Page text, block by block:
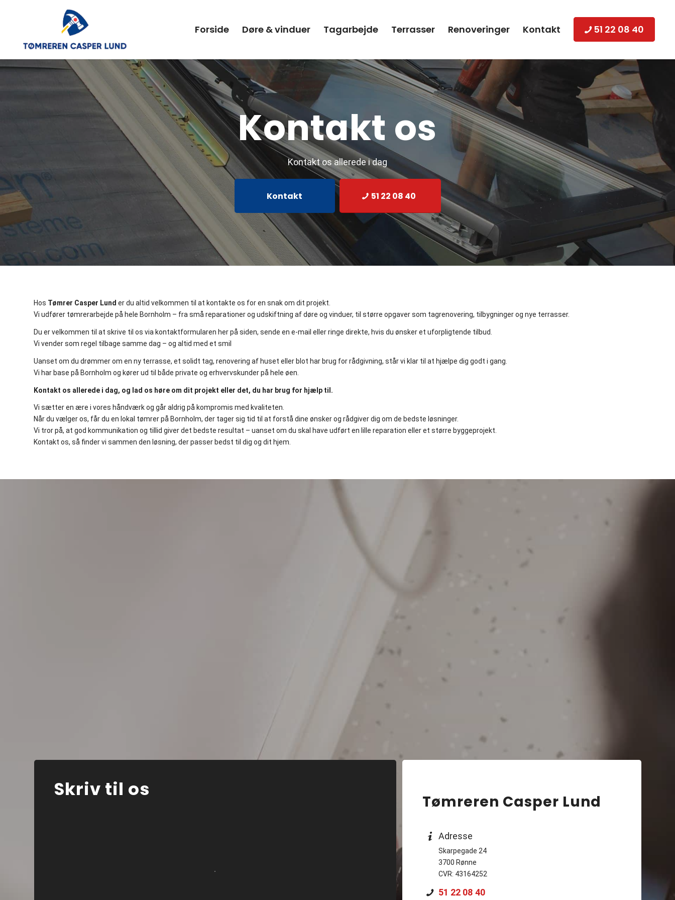
Forside Døre & vinduer Tagarbejde Terrasser Renoveringer Kontakt 51 22 08 40
Kontakt os
Kontakt os allerede i dag
Kontakt 51 22 08 40
Hos Tømrer Casper Lund er du altid velkommen til at kontakte os for en snak om dit projekt.
Vi udfører tømrerarbejde på hele Bornholm – fra små reparationer og udskiftning af døre og vinduer, til større opgaver som tagrenovering, tilbygninger og nye terrasser.
Du er velkommen til at skrive til os via kontaktformularen her på siden, sende en e-mail eller ringe direkte, hvis du ønsker et uforpligtende tilbud.
Vi vender som regel tilbage samme dag – og altid med et smil
Uanset om du drømmer om en ny terrasse, et solidt tag, renovering af huset eller blot har brug for rådgivning, står vi klar til at hjælpe dig godt i gang.
Vi har base på Bornholm og kører ud til både private og erhvervskunder på hele øen.
Kontakt os allerede i dag, og lad os høre om dit projekt eller det, du har brug for hjælp til.
Vi sætter en ære i vores håndværk og går aldrig på kompromis med kvaliteten.
Når du vælger os, får du en lokal tømrer på Bornholm, der tager sig tid til at forstå dine ønsker og rådgiver dig om de bedste løsninger.
Vi tror på, at god kommunikation og tillid giver det bedste resultat – uanset om du skal have udført en lille reparation eller et større byggeprojekt.
Kontakt os, så finder vi sammen den løsning, der passer bedst til dig og dit hjem.
Skriv til os
Tømreren Casper Lund
Adresse
Skarpegade 24
3700 Rønne
CVR: 43164252
51 22 08 40